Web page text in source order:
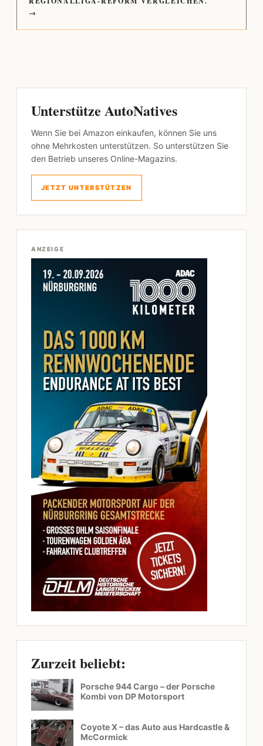
→
Unterstütze AutoNatives
Wenn Sie bei Amazon einkaufen, können Sie uns
ohne Mehrkosten unterstützen. So unterstützen Sie
den Betrieb unseres Online-Magazins.
JETZT UNTERSTÜTZEN
ANZEIGE
Zurzeit beliebt:
Porsche 944 Cargo – der Porsche
Kombi von DP Motorsport
Coyote X – das Auto aus Hardcastle &
McCormick